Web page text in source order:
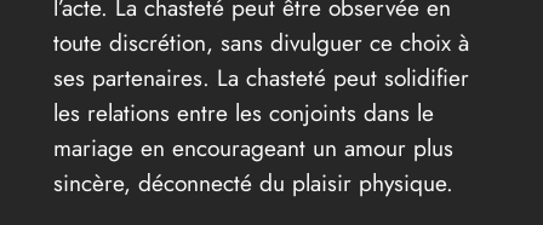
l’acte. La chasteté peut être observée en
toute discrétion, sans divulguer ce choix à
ses partenaires. La chasteté peut solidifier
les relations entre les conjoints dans le
mariage en encourageant un amour plus
sincère, déconnecté du plaisir physique.